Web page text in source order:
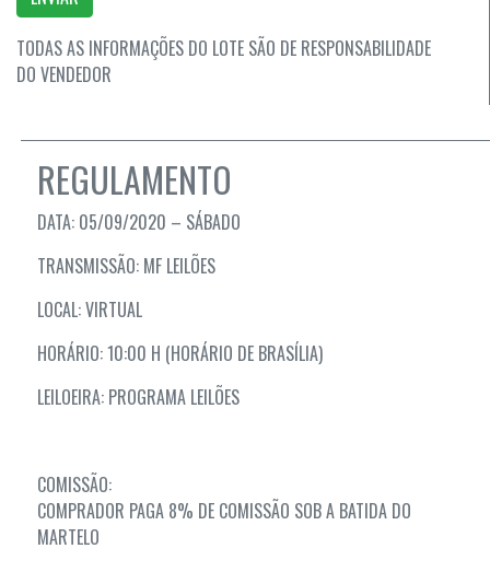
TODAS AS INFORMAÇÕES DO LOTE SÃO DE RESPONSABILIDADE
DO VENDEDOR
REGULAMENTO
DATA: 05/09/2020 – SÁBADO
TRANSMISSÃO: MF LEILÕES
LOCAL: VIRTUAL
HORÁRIO: 10:00 H (HORÁRIO DE BRASÍLIA)
LEILOEIRA: PROGRAMA LEILÕES
COMISSÃO:
COMPRADOR PAGA 8% DE COMISSÃO SOB A BATIDA DO
MARTELO